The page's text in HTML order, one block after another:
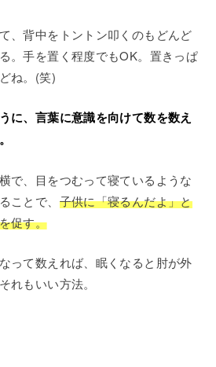
、背中をトントン叩くのもどんど
。手を置く程度でもOK。置きっぱ
ね。(笑)
に、言葉に意識を向けて数を数え
で、目をつむって寝ているような
ことで、 子供に「寝るんだよ」と
促す。
って数えれば、眠くなると肘が外
れもいい方法。